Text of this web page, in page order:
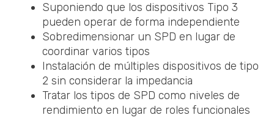
Suponiendo que los dispositivos Tipo 3
pueden operar de forma independiente
Sobredimensionar un SPD en lugar de
coordinar varios tipos
Instalación de múltiples dispositivos de tipo
2 sin considerar la impedancia
Tratar los tipos de SPD como niveles de
rendimiento en lugar de roles funcionales